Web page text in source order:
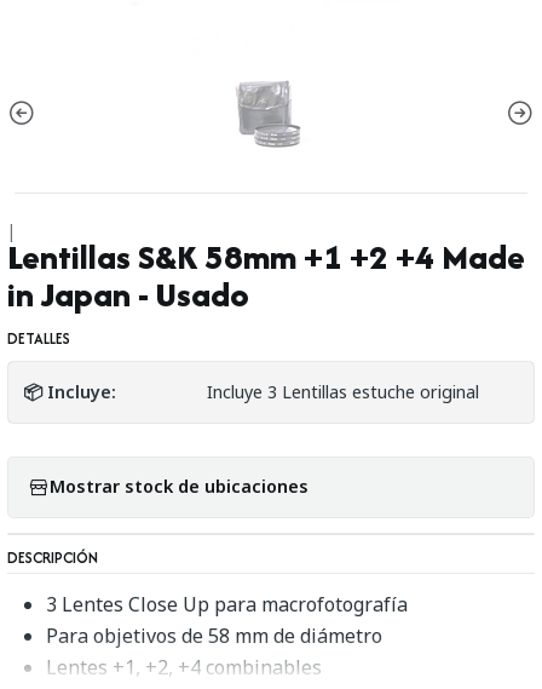
|
Lentillas S&K 58mm +1 +2 +4 Made
in Japan - Usado
DETALLES
📦 Incluye: Incluye 3 Lentillas estuche original
Mostrar stock de ubicaciones
DESCRIPCIÓN
3 Lentes Close Up para macrofotografía
Para objetivos de 58 mm de diámetro
Lentes +1, +2, +4 combinables